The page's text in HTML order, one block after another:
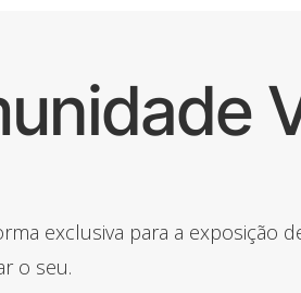
exclusiva para a exposição
o seu.